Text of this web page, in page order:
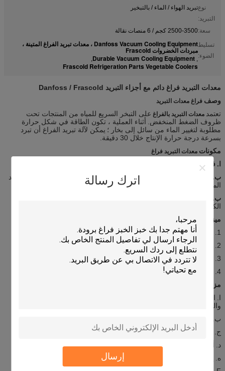
اترك رسالة
إرسال
نوع
التبريد:
تبريد الهواء / الماء / بالتبخير
سعة:2500-3500 كجم / 6 منصات نقالة
تسليط
الضوء:
Danfoss Vacuum Cooling Equipment ، معدات تبريد الفراغ المتينة ،
مبردات الخضروات Frascold
,
Durable Vacuum Cooling Equipment
,
Frascold Refrigeration Parts Vegetable Coolers
معدات التبريد فراغ دائم مع أجزاء التبريد Danfoss / Frascold
وصف فراغ معدات التبريد
تعتمد معدات التبريد بالفراغ على التبخر السريع للمياه من المنتجات تحت
ظروف الضغط المنخفض.
أثناء العملية ، تكون الطاقة في شكل حرارة
مطلوبة لتغيير الماء من سائل إلى بخار ؛ يمكن لآلة تبريد الفراغ أن تبرد
بسرعة درجة حرارة الإنتاج خلال 30 دقيقة.
مكونات معدات التبريد فراغ
ا. فراغ الغرفة--
ب.
للقبض على بخار الماء في غرفة ths لضمان عملية التبريد
المستمر.
ب.
الكهربائية.
ميزات
معدات التبريد فراغ
1. تبريد المنتجات إلى 0-5 درجة في 30 دقيقة
2. علاج السطح demage من الخضروات ووقف تفاقمها.
3. Energe توفير التكاليف بسبب الكفاءة العالية.
4. أبدا تجميد الخضروات الحساسة.
مزايا
ا.
احتفظ بالانتعاش والذوق ، وتمديد فترة الصلاحية للخضروات والفواكه
والزهور وما إلى ذلك
ب.
ج.
درجة حرارة موحدة حصلت بسهولة.
د.
أنظمة تعزيز الرطوبة الاختيارية يمكن أن تقلل من فقدان الوزن ؛
ه.
يمكن دمج عوامل التعقيم في أنظمة تعزيز الرطوبة ؛